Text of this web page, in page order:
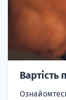
Вартість